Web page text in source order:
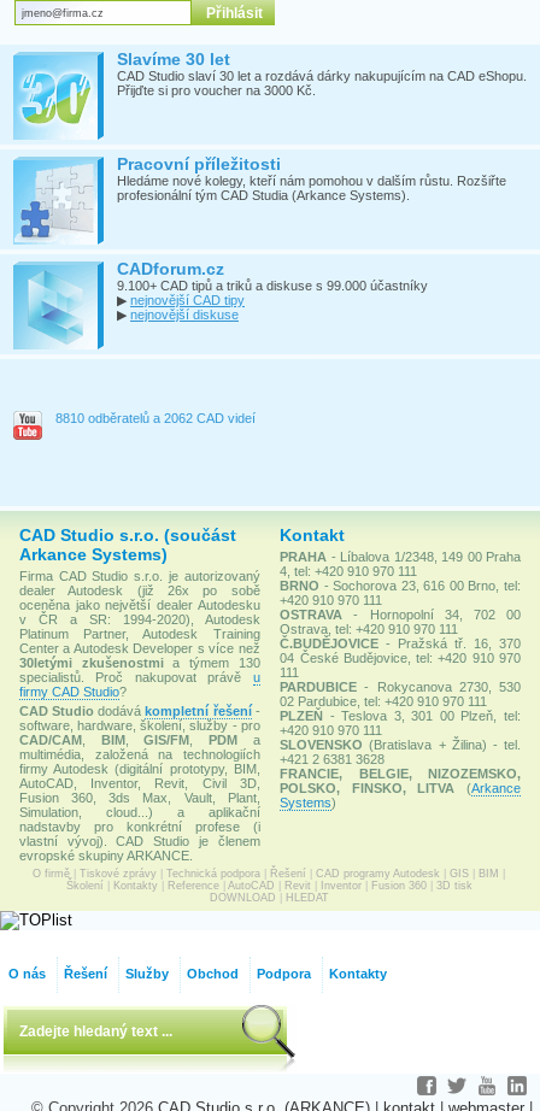
Slavíme 30 let
CAD Studio slaví 30 let a rozdává dárky nakupujícím na CAD eShopu.
Přijďte si pro voucher na 3000 Kč.
Pracovní příležitosti
Hledáme nové kolegy, kteří nám pomohou v dalším růstu. Rozšiřte
profesionální tým CAD Studia (Arkance Systems).
CADforum.cz
9.100+ CAD tipů a triků a diskuse s 99.000 účastníky
▶ nejnovější CAD tipy
▶ nejnovější diskuse
8810 odběratelů a 2062 CAD videí
CAD Studio s.r.o. (součást
Arkance Systems)
Firma CAD Studio s.r.o. je autorizovaný
dealer Autodesk (již 26x po sobě
oceněna jako největší dealer Autodesku
v ČR a SR: 1994-2020), Autodesk
Platinum Partner, Autodesk Training
Center a Autodesk Developer s více než
30letými zkušenostmia týmem 130
specialistů. Proč nakupovat právě u
firmy CAD Studio?
CAD Studio dodává kompletní řešení-
software, hardware, školení, služby - pro
CAD/CAM
BIM ,GIS/FM PDM
a
multimédia, založená na technologiích
firmy Autodesk (digitální prototypy, BIM,
AutoCAD, Inventor, Revit, Civil 3D,
Fusion 360, 3ds Max, Vault, Plant,
Simulation, cloud...) a aplikační
nadstavby pro konkrétní profese (i
vlastní vývoj). CAD Studio je členem
evropské skupiny ARKANCE.
Kontakt
PRAHA - Líbalova 1/2348, 149 00 Praha
4, tel: +420 910 970 111
BRNO - Sochorova 23, 616 00 Brno, tel:
+420 910 970 111
OSTRAVA
- Hornopolní 34, 702 00
Ostrava, tel: +420 910 970 111
Č.BUDĚJOVICE - Pražská tř. 16, 370
04 České Budějovice, tel: +420 910 970
111
PARDUBICE - Rokycanova 2730, 530
02 Pardubice, tel: +420 910 970 111
PLZEŇ
- Teslova 3, 301 00 Plzeň, tel:
+420 910 970 111
SLOVENSKO (Bratislava + Žilina) - tel.
+421 2 6381 3628
FRANCIE, BELGIE, NIZOZEMSKO,
POLSKO, FINSKO, LITVA
(Arkance
Systems)
O firmě Tiskové zprávy Technická podpora Řešení CAD programy Autodesk GIS BIM
Školení
Kontakty Reference| AutoCAD Revit Inventor| Fusion 360| 3D tisk
DOWNLOAD
HLEDAT
O nás Řešení Služby Obchod Podpora Kontakty